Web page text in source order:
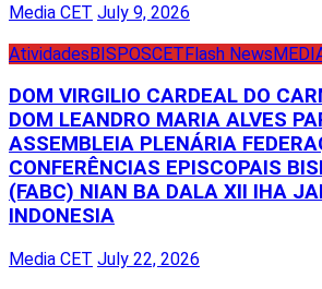
Media CET July 9, 2026
AtividadesBISPOSCETFlash News
DOM VIRGILIO CARDEAL DO
DOM LEANDRO MARIA ALVES
ASSEMBLEIA PLENÁRIA
CONFERÊNCIAS EPISCOPAIS
(FABC) NIAN BA DALA XII IHA
INDONESIA
Media CET July 22, 2026